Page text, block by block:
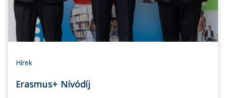
Hírek
Erasmus+ Nívódíj